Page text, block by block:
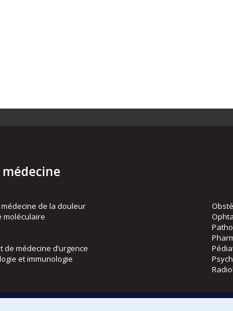
médecine
de la douleur
moléculaire
médecine d’urgence
et immunologie